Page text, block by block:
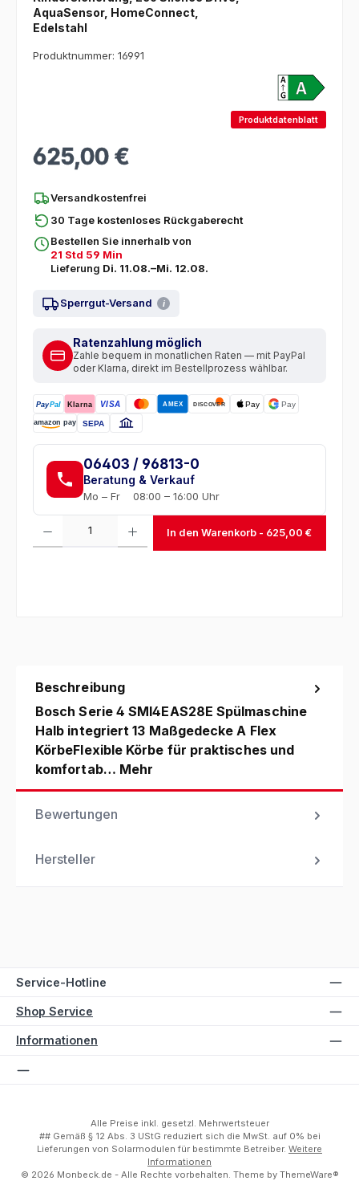
AquaSensor, HomeConnect,
Edelstahl
Produktnummer: 16991
Produktdatenblatt
Regulärer Preis:
625,00 €
Versandkostenfrei
30 Tage kostenloses Rückgaberecht
Bestellen Sie innerhalb von
21 Std 59 Min
Lieferung Di. 11.08.–Mi. 12.08.
Sperrgut-Versand i
Ratenzahlung möglich
Zahle bequem in monatlichen Raten — mit PayPal
oder Klarna, direkt im Bestellprozess wählbar.
PayPal Klarna VISA AMEX DISCOVER Pay Pay
amazon pay SEPA
06403 / 96813-0
Beratung & Verkauf
Mo – Fr 08:00 – 16:00 Uhr
In den Warenkorb
Beschreibung
Bosch Serie 4 SMI4EAS28E Spülmaschine
Halb integriert 13 Maßgedecke A Flex
KörbeFlexible Körbe für praktisches und
komfortab… Mehr
Bewertungen
Hersteller
Service-Hotline
Shop Service
Informationen
Alle Preise inkl. gesetzl. Mehrwertsteuer
## Gemäß § 12 Abs. 3 UStG reduziert sich die MwSt. auf 0% bei
Lieferungen von Solarmodulen für bestimmte Betreiber. Weitere
Informationen
© 2026 Monbeck.de - Alle Rechte vorbehalten. Theme by ThemeWare®